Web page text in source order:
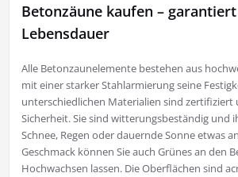
Betonzäune kaufen –
Lebensdauer
Alle Betonzaunelemente bestehen aus
mit einer starker Stahlarmierung seine
unterschiedlichen Materialien sind zertifiziert
Sicherheit. Sie sind witterungsbeständig und
Schnee, Regen oder dauernde Sonne etwas
Geschmack können Sie auch Grünes an den
Hochwachsen lassen. Die Oberflächen sind